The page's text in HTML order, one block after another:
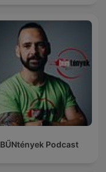
BŰNtények Podcast